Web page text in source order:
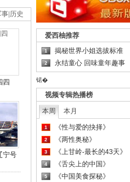
事 历史
四
宁号
爱西柚推荐
1 揭秘世界小姐选拔标准
2 永结童心 回味童年趣事
锘�
视频专辑热播榜
本周 本月
1 《性与爱的抉择》
2 《两性奥秘》
3 《上甘岭-最长的43天》
4 《舌尖上的中国》
5 《中国美食探秘》